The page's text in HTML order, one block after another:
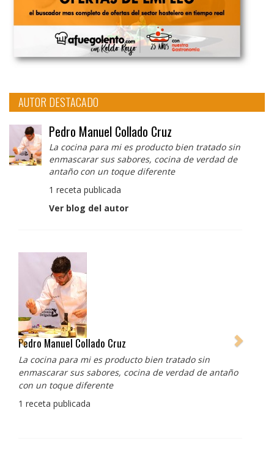
AUTOR DESTACADO
Pedro Manuel Collado Cruz
La cocina para mi es producto bien tratado sin
enmascarar sus sabores, cocina de verdad de
antaño con un toque diferente
1 receta publicada
Ver blog del autor
Pedro Manuel Collado Cruz
La cocina para mi es producto bien tratado sin
enmascarar sus sabores, cocina de verdad de antaño
con un toque diferente
1 receta publicada